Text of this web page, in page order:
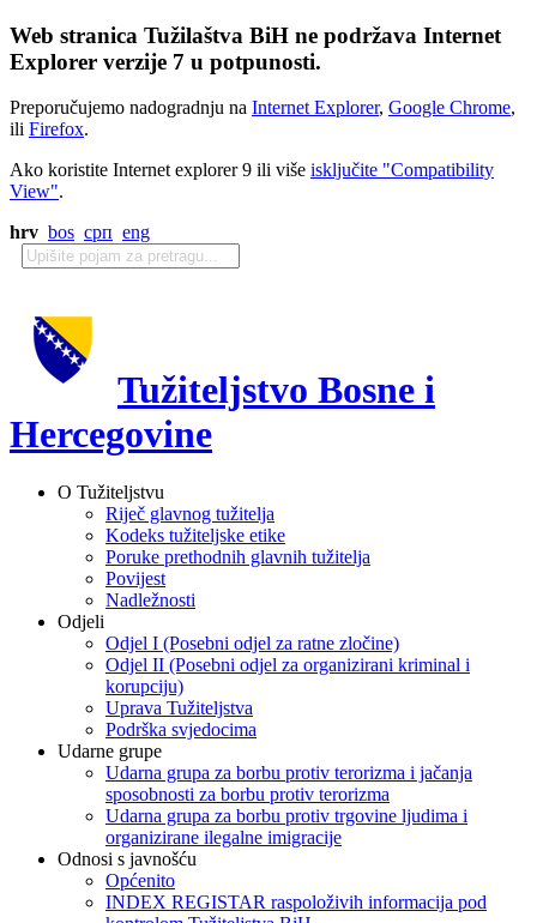
Web stranica Tužilaštva BiH ne podržava Internet
Explorer verzije 7 u potpunosti.
Preporučujemo nadogradnju na Internet Explorer, Google Chrome,
ili Firefox.
Ako koristite Internet explorer 9 ili više isključite "Compatibility
View".
hrv bos срп eng
Tužiteljstvo Bosne i
Hercegovine
O Tužiteljstvu
Riječ glavnog tužitelja
Kodeks tužiteljske etike
Poruke prethodnih glavnih tužitelja
Povijest
Nadležnosti
Odjeli
Odjel I (Posebni odjel za ratne zločine)
Odjel II (Posebni odjel za organizirani kriminal i
korupciju)
Uprava Tužiteljstva
Podrška svjedocima
Udarne grupe
Udarna grupa za borbu protiv terorizma i jačanja
sposobnosti za borbu protiv terorizma
Udarna grupa za borbu protiv trgovine ljudima i
organizirane ilegalne imigracije
Odnosi s javnošću
Općenito
INDEX REGISTAR raspoloživih informacija pod